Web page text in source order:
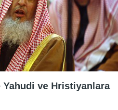
ve Hristiyanlara